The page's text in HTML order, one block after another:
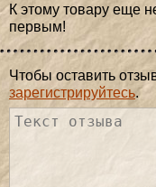
К этому товару еще
первым!
Чтобы оставить
зарегистрируйтесь.